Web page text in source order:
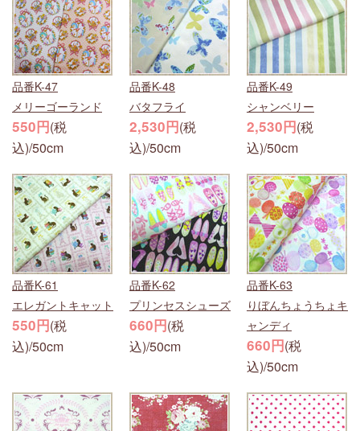
品番K-47
メリーゴーランド
550円(税
込)/50cm
品番K-48
バタフライ
2,530円(税
込)/50cm
品番K-49
シャンベリー
2,530円(税
込)/50cm
品番K-61
エレガントキャット
550円(税
込)/50cm
品番K-62
プリンセスシューズ
660円(税
込)/50cm
品番K-63
りぼんちょうちょキ
ャンディ
660円(税
込)/50cm